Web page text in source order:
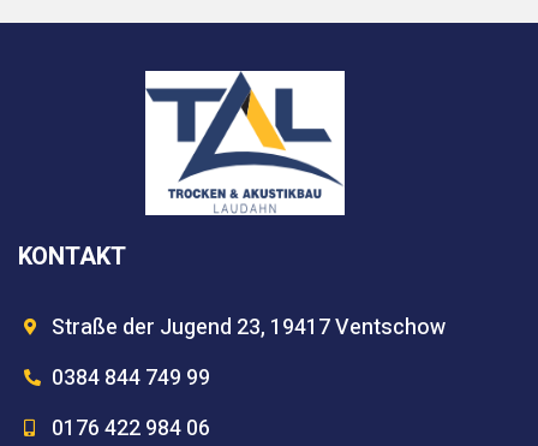
KONTAKT
Straße der Jugend 23, 19417 Ventschow
0384 844 749 99
0176 422 984 06